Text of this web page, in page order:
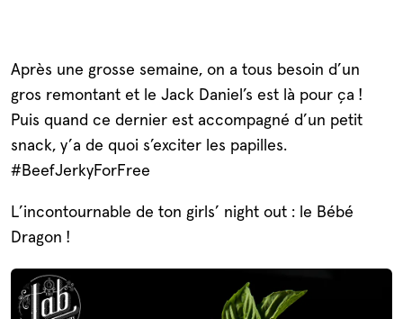
Après une grosse semaine, on a tous besoin d’un
gros remontant et le Jack Daniel’s est là pour ça !
Puis quand ce dernier est accompagné d’un petit
snack, y’a de quoi s’exciter les papilles.
#BeefJerkyForFree
L’incontournable de ton girls’ night out : le Bébé
Dragon !